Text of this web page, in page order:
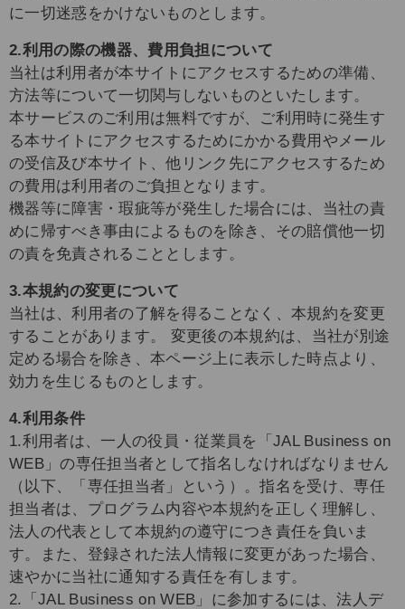
に一切迷惑をかけないものとします。
2.利用の際の機器、費用負担について
当社は利用者が本サイトにアクセスするための準備、
方法等について一切関与しないものといたします。
本サービスのご利用は無料ですが、ご利用時に発生す
る本サイトにアクセスするためにかかる費用やメール
の受信及び本サイト、他リンク先にアクセスするため
の費用は利用者のご負担となります。
機器等に障害・瑕疵等が発生した場合には、当社の責
めに帰すべき事由によるものを除き、その賠償他一切
の責を免責されることとします。
3.本規約の変更について
当社は、利用者の了解を得ることなく、本規約を変更
することがあります。 変更後の本規約は、当社が別途
定める場合を除き、本ページ上に表示した時点より、
効力を生じるものとします。
4.利用条件
1.利用者は、一人の役員・従業員を「JAL Business on
WEB」の専任担当者として指名しなければなりません
（以下、「専任担当者」という）。指名を受け、専任
担当者は、プログラム内容や本規約を正しく理解し、
法人の代表として本規約の遵守につき責任を負いま
す。また、登録された法人情報に変更があった場合、
速やかに当社に通知する責任を有します。
2.「JAL Business on WEB」に参加するには、法人デ